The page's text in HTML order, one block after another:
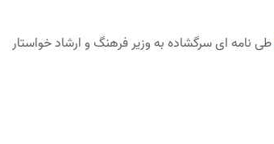
طی نامه ای سرگشاده به وزیر فرهنگ و ارشاد خواستار